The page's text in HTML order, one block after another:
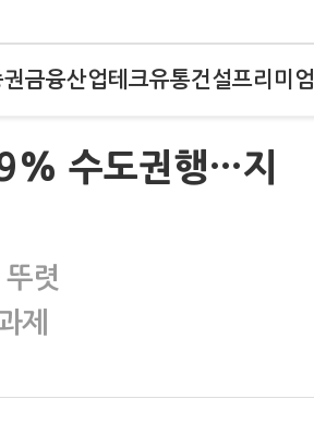
금융산업테크유통건설프리미엄
수도권행…지
렷
제